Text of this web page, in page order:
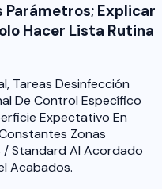
Parámetros; Explicar
Hacer Lista Rutina
Tareas Desinfección
De Control Específico
Expectativo En
Zonas
/ Standard Al Acordado
Acabados.